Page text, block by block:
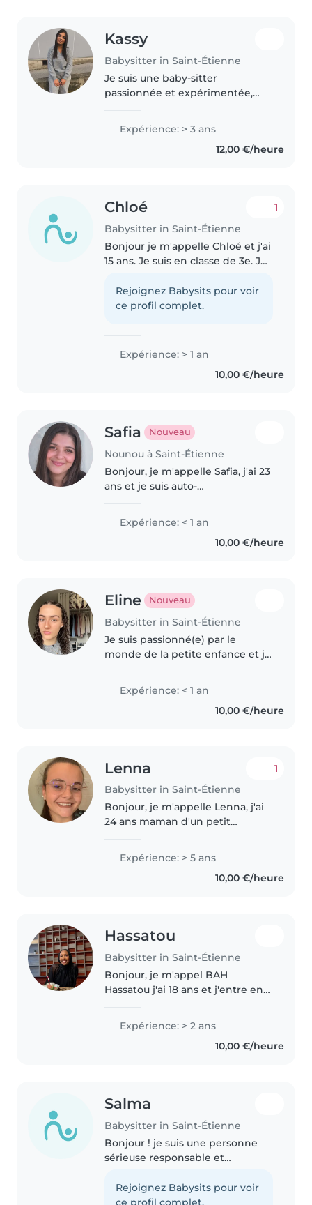
Kassy
Babysitter in Saint-Étienne
Je suis une baby-sitter
passionnée et expérimentée,
enfants avec dévouement et
créativité. Avec des stages
d'expérience auprès des bébés,
Expérience: > 3 ans
12,00 €/heure
Chloé
Babysitter in Saint-Étienne
1
Bonjour je m'appelle Chloé et j'ai
15 ans. Je suis en classe de 3e. Je
afin de subvenir à mes besoins
secondaires. Je suis une jeune
Rejoignez Babysits pour voir
ce profil complet.
Expérience: > 1 an
10,00 €/heure
Safia Nouveau
Nounou à Saint-Étienne
Bonjour, je m'appelle Safia, j'ai 23
ans et je suis auto-
des services à la personne. Je
propose des services de garde
d'enfants à domicile, que ce soit..
Expérience: < 1 an
10,00 €/heure
Eline Nouveau
Babysitter in Saint-Étienne
Je suis passionné(e) par le
monde de la petite enfance et je
accompagner vos enfants.
Dynamique et patiente, je
Expérience: < 1 an
10,00 €/heure
Lenna
Babysitter in Saint-Étienne
1
Bonjour, je m'appelle Lenna, j'ai
24 ans maman d'un petit
en science de l'éducation et d'un
CAP petite enfance, j'ai acquis
une solide expérience auprès..
Expérience: > 5 ans
10,00 €/heure
Hassatou
Babysitter in Saint-Étienne
Bonjour, je m'appel BAH
Hassatou j'ai 18 ans et j'entre en
détroit à jean monnet à saint
étienne. je suis originaire de
lyon. J'ai déjà fait du babysitting..
Expérience: > 2 ans
10,00 €/heure
Salma
Babysitter in Saint-Étienne
Bonjour ! je suis une personne
sérieuse responsable et
mes services de baby-sitting.
J'aime beaucoup m'occuper des
Rejoignez Babysits pour voir
ce profil complet.